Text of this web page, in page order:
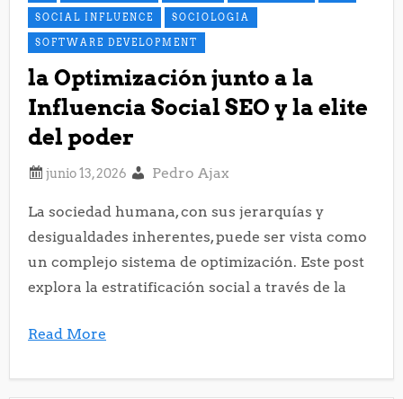
SOCIAL INFLUENCE SOCIOLOGIA
SOFTWARE DEVELOPMENT
la Optimización junto a la
Influencia Social SEO y la elite
del poder
Pedro Ajax
La sociedad humana, con sus jerarquías y
desigualdades inherentes, puede ser vista como
un complejo sistema de optimización. Este post
explora la estratificación social a través de la
Read More